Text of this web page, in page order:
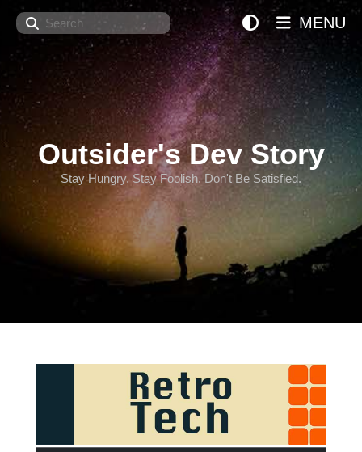
Search
Outsider's Dev Story
Stay Hungry. Stay Foolish. Don't Be Satisfied.
MENU